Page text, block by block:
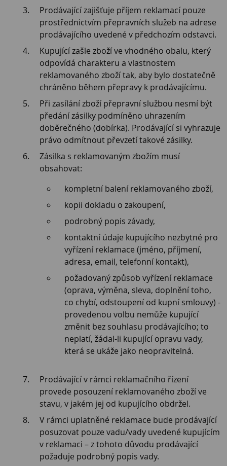
Prodávající zajišťuje příjem reklamací pouze
prostřednictvím přepravních služeb na adrese
prodávajícího uvedené v předchozím odstavci.
Kupující zašle zboží ve vhodného obalu, který
odpovídá charakteru a vlastnostem
reklamovaného zboží tak, aby bylo dostatečně
chráněno během přepravy k prodávajícímu.
Při zasílání zboží přepravní službou nesmí být
předání zásilky podmíněno uhrazením
doběrečného (dobírka). Prodávající si vyhrazuje
právo odmítnout převzetí takové zásilky.
Zásilka s reklamovaným zbožím musí
obsahovat:
kompletní balení reklamovaného zboží,
kopii dokladu o zakoupení,
podrobný popis závady,
kontaktní údaje kupujícího nezbytné pro
vyřízení reklamace (jméno, příjmení,
adresa, email, telefonní kontakt),
požadovaný způsob vyřízení reklamace
(oprava, výměna, sleva, doplnění toho,
co chybí, odstoupení od kupní smlouvy) -
provedenou volbu nemůže kupující
změnit bez souhlasu prodávajícího; to
neplatí, žádal-li kupující opravu vady,
která se ukáže jako neopravitelná.
Prodávající v rámci reklamačního řízení
provede posouzení reklamovaného zboží ve
stavu, v jakém jej od kupujícího obdržel.
V rámci uplatněné reklamace bude prodávající
posuzovat pouze vadu/vady uvedené kupujícím
v reklamaci – z tohoto důvodu prodávající
požaduje podrobný popis vady.